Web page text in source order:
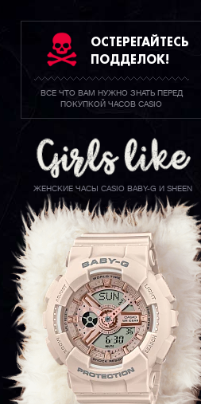
ОСТЕРЕГАЙТЕСЬ
ПОДДЕЛОК!
ВСЕ ЧТО ВАМ НУЖНО ЗНАТЬ ПЕРЕД
ПОКУПКОЙ ЧАСОВ CASIO
ЖЕНСКИЕ ЧАСЫ CASIO BABY-G И SHEEN